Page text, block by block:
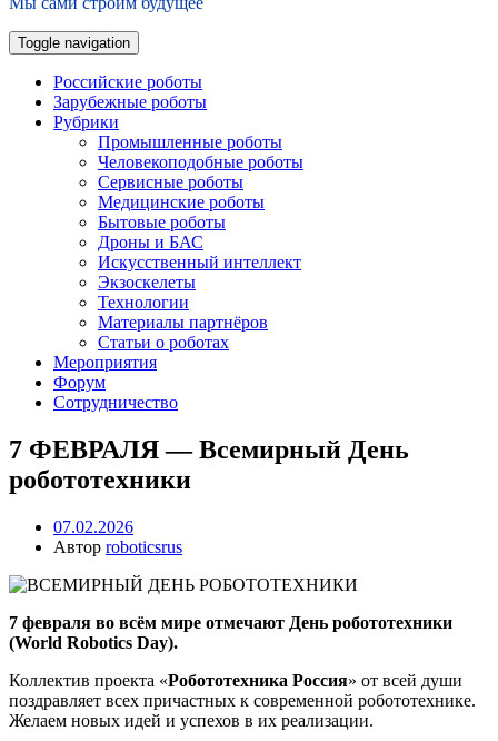
Toggle navigation
Российские роботы
Зарубежные роботы
Рубрики
Промышленные роботы
Человекоподобные роботы
Сервисные роботы
Медицинские роботы
Бытовые роботы
Дроны и БАС
Искусственный интеллект
Экзоскелеты
Технологии
Материалы партнёров
Статьи о роботах
Мероприятия
Форум
Сотрудничество
7 ФЕВРАЛЯ — Всемирный День
робототехники
07.02.2026
Автор roboticsrus
7 февраля во всём мире отмечают День робототехники
(World Robotics Day).
Коллектив проекта «Робототехника Россия» от всей души
поздравляет всех причастных к современной робототехнике.
Желаем новых идей и успехов в их реализации.